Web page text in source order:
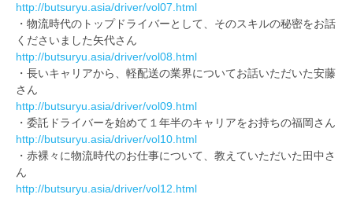
http://butsuryu.asia/driver/vol07.html
・物流時代のトップドライバーとして、そのスキルの秘密をお話
くださいました矢代さん
http://butsuryu.asia/driver/vol08.html
・長いキャリアから、軽配送の業界についてお話いただいた安藤
さん
http://butsuryu.asia/driver/vol09.html
・委託ドライバーを始めて１年半のキャリアをお持ちの福岡さん
http://butsuryu.asia/driver/vol10.html
・赤裸々に物流時代のお仕事について、教えていただいた田中さ
ん
http://butsuryu.asia/driver/vol12.html